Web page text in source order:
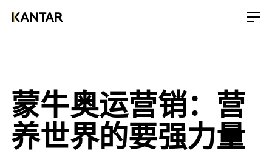
蒙牛奥运营销：营
养世界的要强力量